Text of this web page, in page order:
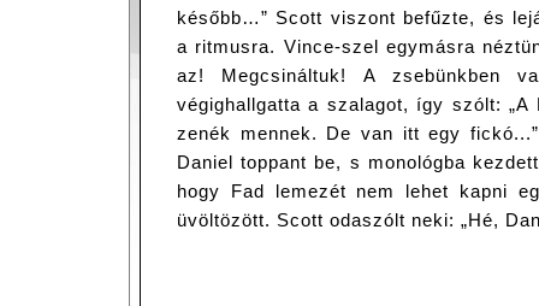
később…” Scott viszont befűzte, és
a ritmusra. Vince-szel egymásra
az! Megcsináltuk! A zsebünkben
végighallgatta a szalagot, így szólt: „A
zenék mennek. De van itt egy
Daniel toppant be, s monológba
hogy Fad lemezét nem lehet kapni
üvöltözött. Scott odaszólt neki: „Hé,